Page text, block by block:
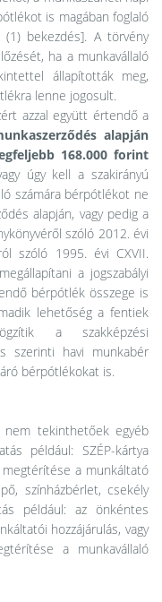
is magában foglaló
bekezdés]. A törvény
ha a munkavállaló
állapították meg,
lenne jogosult.
azzal együtt értendő a
alapján
168.000 forint
úgy kell a szakirányú
számára bérpótlékot ne
alapján, vagy pedig a
szóló 2012. évi
szóló 1995. évi CXVII.
a jogszabályi
bérpótlék összege is
lehetőség a fentiek
a szakképzési
szerinti havi munkabér
bérpótlékokat is.
tekinthetőek egyéb
például: SZÉP-kártya
a munkáltató
színházbérlet, csekély
például: az önkéntes
hozzájárulás, vagy
a munkavállaló